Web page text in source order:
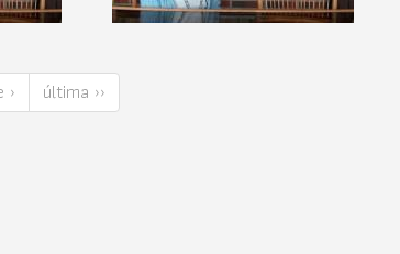
› última ››